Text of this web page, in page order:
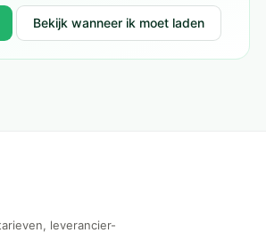
Bekijk wanneer ik moet laden
leverancier-